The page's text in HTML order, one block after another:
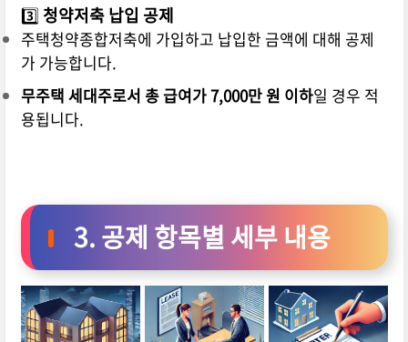
3️⃣ 청약저축 납입 공제
주택청약종합저축에 가입하고 납입한 금액에 대해 공제
가 가능합니다.
무주택 세대주로서 총 급여가 7,000만 원 이하일 경우 적
용됩니다.
3. 공제 항목별 세부 내용